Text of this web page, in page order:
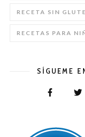
RECETA SIN
RECETAS PARA
SÍGUEME